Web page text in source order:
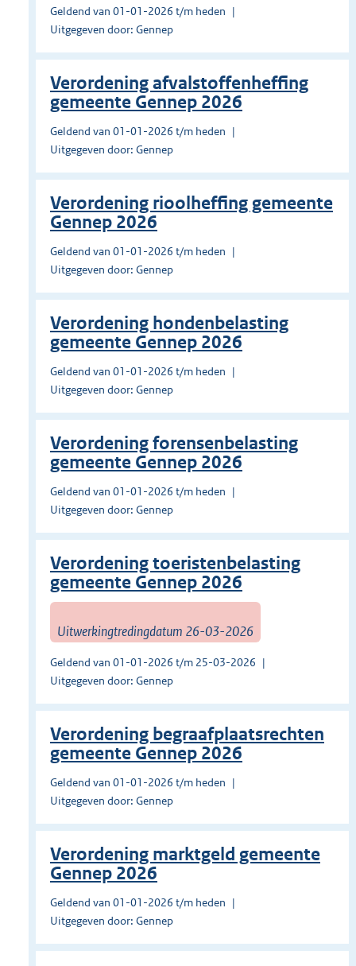
Geldend van 01-01-2026 t/m heden
Uitgegeven door: Gennep
Verordening afvalstoffenheffing
gemeente Gennep 2026
Geldend van 01-01-2026 t/m heden
Uitgegeven door: Gennep
Verordening rioolheffing gemeente
Gennep 2026
Geldend van 01-01-2026 t/m heden
Uitgegeven door: Gennep
Verordening hondenbelasting
gemeente Gennep 2026
Geldend van 01-01-2026 t/m heden
Uitgegeven door: Gennep
Verordening forensenbelasting
gemeente Gennep 2026
Geldend van 01-01-2026 t/m heden
Uitgegeven door: Gennep
Verordening toeristenbelasting
gemeente Gennep 2026
Uitwerkingtredingdatum 26-03-2026
Geldend van 01-01-2026 t/m 25-03-2026
Uitgegeven door: Gennep
Verordening begraafplaatsrechten
gemeente Gennep 2026
Geldend van 01-01-2026 t/m heden
Uitgegeven door: Gennep
Verordening marktgeld gemeente
Gennep 2026
Geldend van 01-01-2026 t/m heden
Uitgegeven door: Gennep